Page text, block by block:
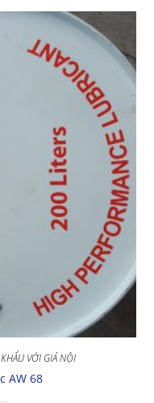
VỚI GIÁ NỘI
AW 68